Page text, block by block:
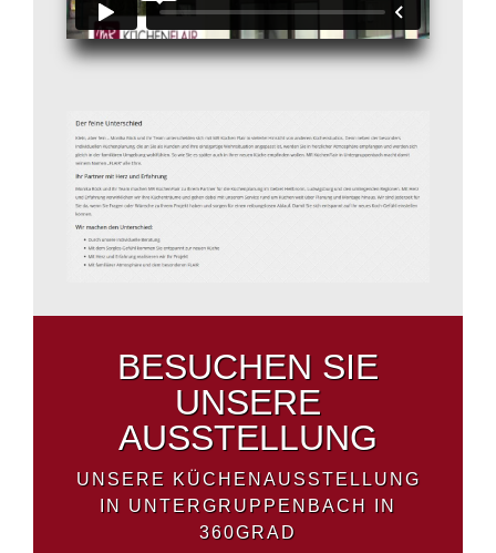
BESUCHEN SIE
UNSERE
AUSSTELLUNG
UNSERE KÜCHENAUSSTELLUNG
IN UNTERGRUPPENBACH IN
360GRAD